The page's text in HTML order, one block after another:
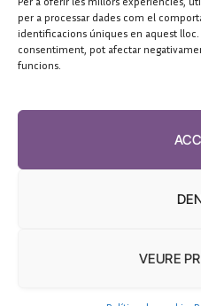
per a processar dades com el
identificacions úniques en aquest
consentiment, pot afectar
funcions.
VEURE
FUNDACIÓ